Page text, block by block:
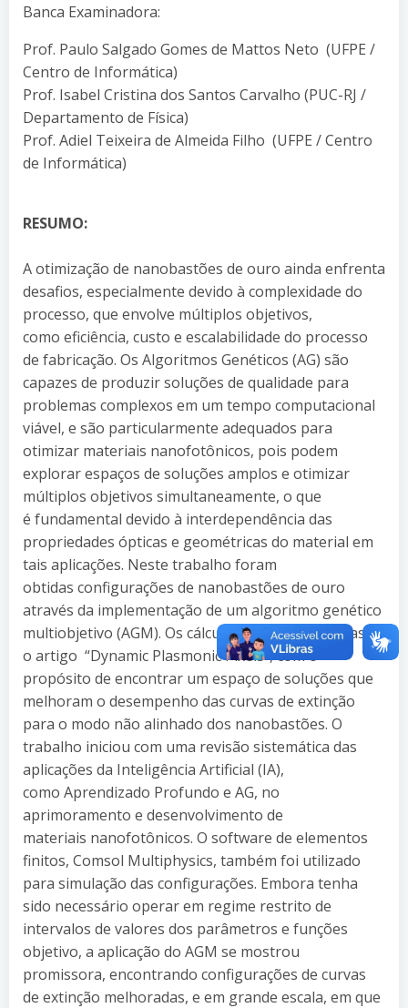
Banca Examinadora:
Prof. Paulo Salgado Gomes de Mattos Neto (UFPE /
Centro de Informática)
Prof. Isabel Cristina dos Santos Carvalho (PUC-RJ /
Departamento de Física)
Prof. Adiel Teixeira de Almeida Filho (UFPE / Centro
de Informática)
RESUMO:
A otimização de nanobastões de ouro ainda enfrenta
desafios, especialmente devido à complexidade do
processo, que envolve múltiplos objetivos,
como eficiência, custo e escalabilidade do processo
de fabricação. Os Algoritmos Genéticos (AG) são
capazes de produzir soluções de qualidade para
problemas complexos em um tempo computacional
viável, e são particularmente adequados para
otimizar materiais nanofotônicos, pois podem
explorar espaços de soluções amplos e otimizar
múltiplos objetivos simultaneamente, o que
é fundamental devido à interdependência das
propriedades ópticas e geométricas do material em
tais aplicações. Neste trabalho foram
obtidas configurações de nanobastões de ouro
através da implementação de um algoritmo genético
multiobjetivo (AGM). Os cálculos tiveram como base
o artigo “Dynamic Plasmonic Pixels”, com o
propósito de encontrar um espaço de soluções que
melhoram o desempenho das curvas de extinção
para o modo não alinhado dos nanobastões. O
trabalho iniciou com uma revisão sistemática das
aplicações da Inteligência Artificial (IA),
como Aprendizado Profundo e AG, no
aprimoramento e desenvolvimento de
materiais nanofotônicos. O software de elementos
finitos, Comsol Multiphysics, também foi utilizado
para simulação das configurações. Embora tenha
sido necessário operar em regime restrito de
intervalos de valores dos parâmetros e funções
objetivo, a aplicação do AGM se mostrou
promissora, encontrando configurações de curvas
de extinção melhoradas, e em grande escala, em que